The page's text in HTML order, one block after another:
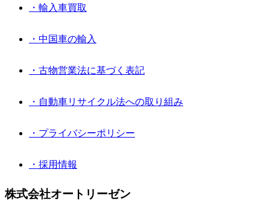
・輸入車買取
・中国車の輸入
・古物営業法に基づく表記
・自動車リサイクル法への取り組み
・プライバシーポリシー
・採用情報
株式会社オートリーゼン